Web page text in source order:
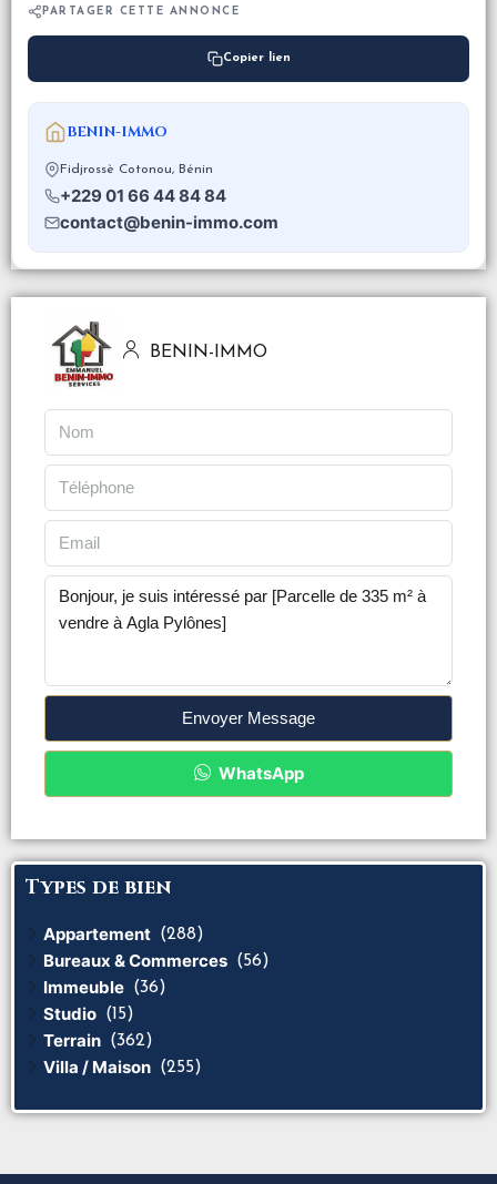
PARTAGER CETTE ANNONCE
Copier lien
BENIN-IMMO
Fidjrossè Cotonou, Bénin
+229 01 66 44 84 84
contact@benin-immo.com
BENIN-IMMO
Envoyer Message
WhatsApp
Types de bien
Appartement (288)
Bureaux & Commerces (56)
Immeuble (36)
Studio (15)
Terrain (362)
Villa / Maison (255)